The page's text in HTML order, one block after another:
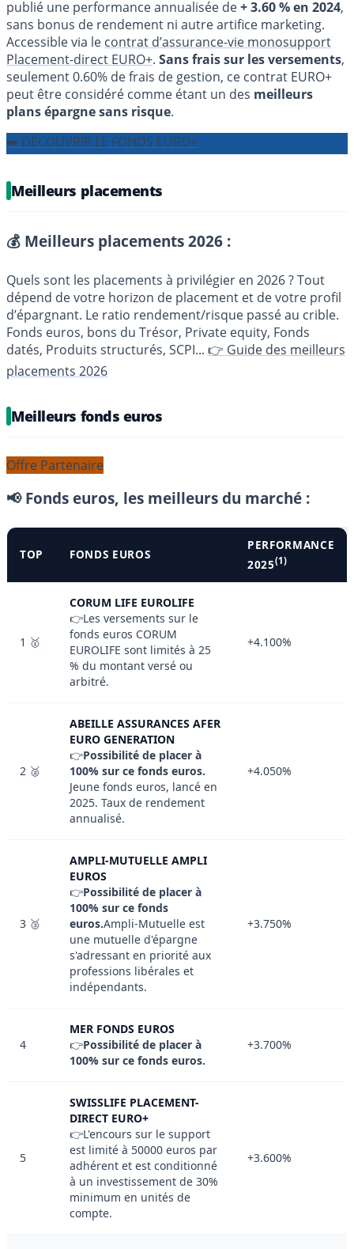
publié une performance annualisée de+ 3.60 % en 2024,
sans bonus de rendement ni autre artifice marketing.
Accessible via le contrat d’assurance-vie monosupport
Placement-direct EURO+. Sans frais sur les versements,
seulement 0.60% de frais de gestion, ce contrat EURO+
peut être considéré comme étant un des meilleurs
plans épargne sans risque.
➡️ DÉCOUVRIR LE FONDS EURO+
Meilleurs placements
💰 Meilleurs placements 2026 :
Quels sont les placements à privilégier en 2026 ? Tout
dépend de votre horizon de placement et de votre profil
d’épargnant. Le ratio rendement/risque passé au crible.
Fonds euros, bons du Trésor, Private equity, Fonds
datés, Produits structurés, SCPI... 👉 Guide des meilleurs
placements 2026
Meilleurs fonds euros
Offre Partenaire
📢 Fonds euros, les meilleurs du marché :
TOP FONDS EUROS
PERFORMANCE
2025(1)
1 🥇
CORUM LIFE EUROLIFE
👉Les versements sur le
fonds euros CORUM
EUROLIFE sont limités à 25
% du montant versé ou
arbitré.
+4.100%
2 🥈
ABEILLE ASSURANCES AFER
EURO GENERATION
👉Possibilité de placer à
100% sur ce fonds euros.
Jeune fonds euros, lancé en
2025. Taux de rendement
annualisé.
+4.050%
3 🥉
AMPLI-MUTUELLE AMPLI
EUROS
👉Possibilité de placer à
100% sur ce fonds
euros.Ampli-Mutuelle est
une mutuelle d'épargne
s'adressant en priorité aux
professions libérales et
indépendants.
+3.750%
4
MER FONDS EUROS
👉Possibilité de placer à
100% sur ce fonds euros.
+3.700%
5
SWISSLIFE PLACEMENT-
DIRECT EURO+
👉L'encours sur le support
est limité à 50000 euros par
adhérent et est conditionné
à un investissement de 30%
minimum en unités de
compte.
+3.600%